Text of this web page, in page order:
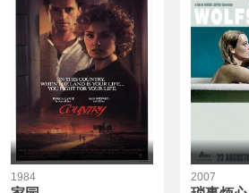
1984 2007